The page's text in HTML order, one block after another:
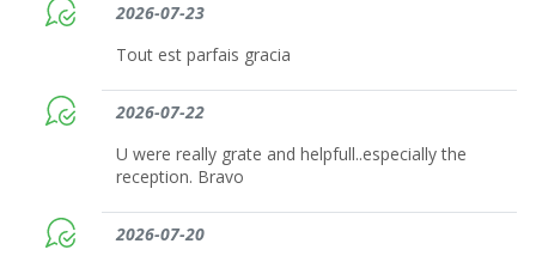
2026-07-23
Tout est parfais gracia
2026-07-22
U were really grate and helpfull..especially the
reception. Bravo
2026-07-20